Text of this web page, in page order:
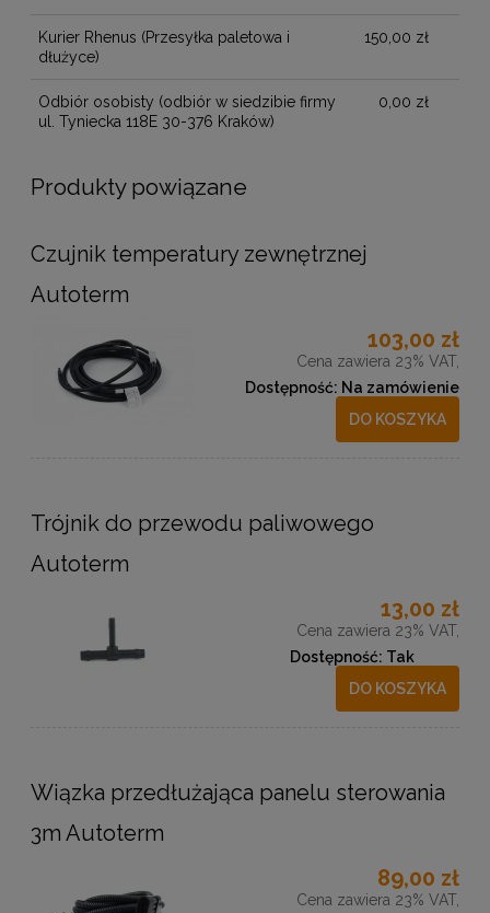
Kurier Rhenus (Przesyłka paletowa i
dłużyce)
150,00 zł
Odbiór osobisty (odbiór w siedzibie firmy
ul. Tyniecka 118E 30-376 Kraków)
0,00 zł
Produkty powiązane
Czujnik temperatury zewnętrznej
Autoterm
103,00 zł
Cena zawiera 23% VAT,
Dostępność: Na zamówienie
DO KOSZYKA
Trójnik do przewodu paliwowego
Autoterm
13,00 zł
Cena zawiera 23% VAT,
Dostępność: Tak
DO KOSZYKA
Wiązka przedłużająca panelu sterowania
3m Autoterm
89,00 zł
Cena zawiera 23% VAT,